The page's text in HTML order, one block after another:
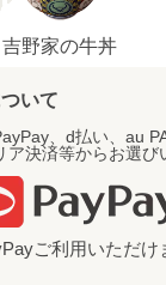
吉野家の牛丼
いて
、d払い、au
決済等からお選び
ご利用いただけ